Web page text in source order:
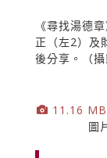
《尋找湯德
正（左2）及
後分享。（攝
11.16
圖